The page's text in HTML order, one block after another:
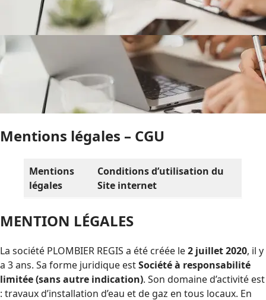
Mentions légales – CGU
Mentions
légales
Conditions d’utilisation du
Site internet
MENTION LÉGALES
La société PLOMBIER REGIS a été créée le2 juillet 2020, il y
a 3 ans. Sa forme juridique estSociété à responsabilité
limitée (sans autre indication). Son domaine d’activité est
: travaux d’installation d’eau et de gaz en tous locaux. En